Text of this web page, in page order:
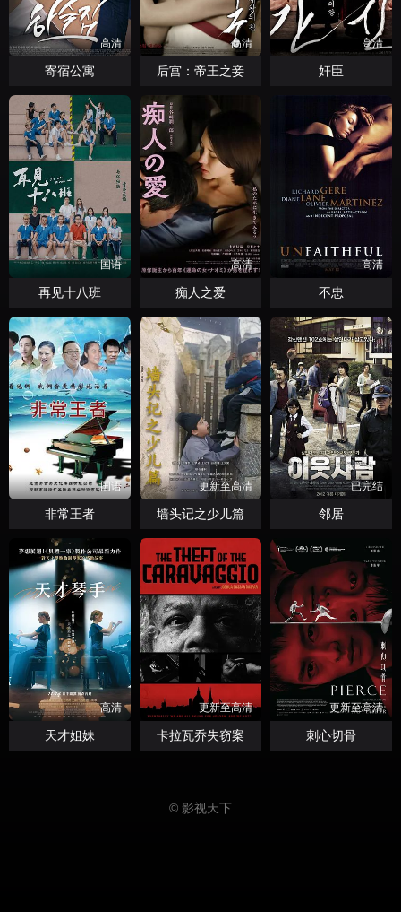
高清
寄宿公寓
高清
后宫：帝王之妾
高清
奸臣
国语
再见十八班
高清
痴人之爱
高清
不忠
国语
非常王者
更新至高清
墙头记之少儿篇
已完结
邻居
高清
天才姐妹
更新至高清
卡拉瓦乔失窃案
更新至高清
刺心切骨
© 影视天下